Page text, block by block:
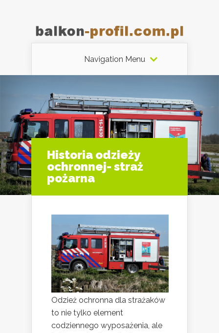
Navigation Menu
Historia odzieży
ochronnej- straż
pożarna
Odzież ochronna dla strażaków
to nie tylko element
codziennego wyposażenia, ale